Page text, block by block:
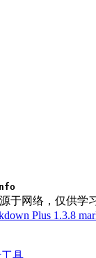
于网络，仅供学
Plus 1.3.8